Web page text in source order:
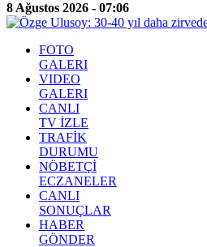
8 Ağustos 2026 - 07:06
FOTO
GALERI
VIDEO
GALERI
CANLI
TV İZLE
TRAFİK
DURUMU
NÖBETÇİ
ECZANELER
CANLI
SONUÇLAR
HABER
GÖNDER